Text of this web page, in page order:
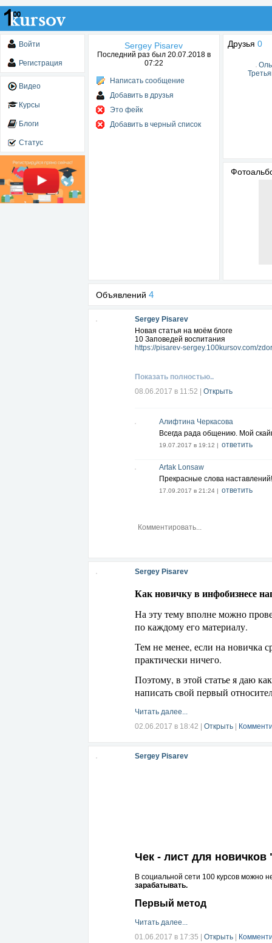
Войти
Регистрация
Видео
Курсы
Блоги
Статус
Sergey Pisarev
Последний раз был 20.07.2018 в
07:22
Написать сообщение
Добавить в друзья
Это фейк
Добавить в черный список
Друзья 0
Объявлений 4
Sergey Pisarev
Новая статья на моём блоге
10 Заповедей воспитания
https://pisarev-sergey.100kursov.com/
Показать полностью..
08.06.2017 в 11:52
Открыть
Алифтина Черкасова
Всегда рада общению. Мой
19.07.2017 в 19:12 | ответить
Artak Lonsaw
Прекрасные слова наставлений!
17.09.2017 в 21:24 | ответить
Sergey Pisarev
Как новичку в инфобизнесе
На эту тему вполне можно
по каждому его материалу.
Тем не менее, если на новичка
практически ничего.
Поэтому, в этой статье я даю
написать свой первый
Читать далее...
02.06.2017 в 18:42
Открыть
Sergey Pisarev
Чек - лист для новичков
В социальной сети 100 курсов можно
зарабатывать.
Первый метод
Читать далее...
01.06.2017 в 17:35 | Открыть |